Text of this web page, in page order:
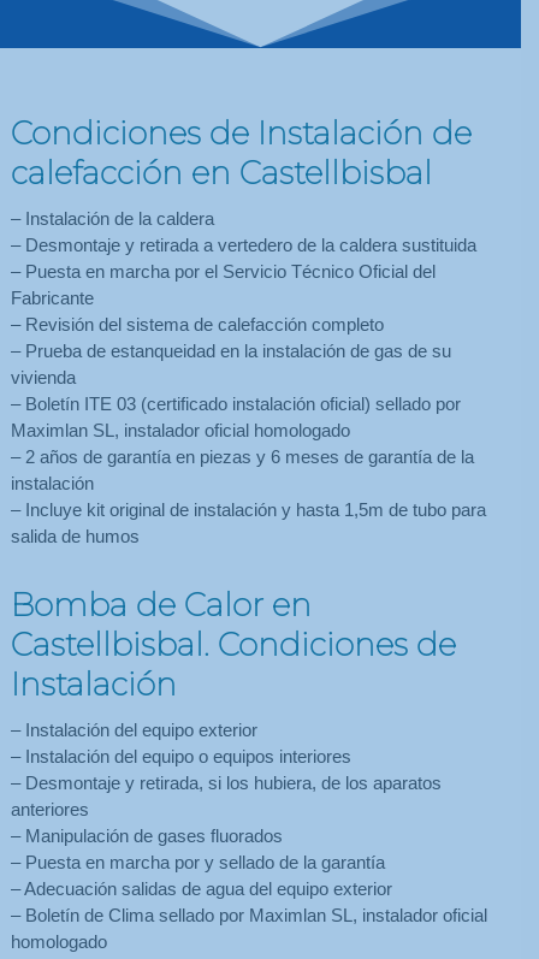
Condiciones de Instalación de
calefacción en Castellbisbal
– Instalación de la caldera
– Desmontaje y retirada a vertedero de la caldera sustituida
– Puesta en marcha por el Servicio Técnico Oficial del
Fabricante
– Revisión del sistema de calefacción completo
– Prueba de estanqueidad en la instalación de gas de su
vivienda
– Boletín ITE 03 (certificado instalación oficial) sellado por
Maximlan SL, instalador oficial homologado
– 2 años de garantía en piezas y 6 meses de garantía de la
instalación
– Incluye kit original de instalación y hasta 1,5m de tubo para
salida de humos
Bomba de Calor en
Castellbisbal. Condiciones de
Instalación
– Instalación del equipo exterior
– Instalación del equipo o equipos interiores
– Desmontaje y retirada, si los hubiera, de los aparatos
anteriores
– Manipulación de gases fluorados
– Puesta en marcha por y sellado de la garantía
– Adecuación salidas de agua del equipo exterior
– Boletín de Clima sellado por Maximlan SL, instalador oficial
homologado